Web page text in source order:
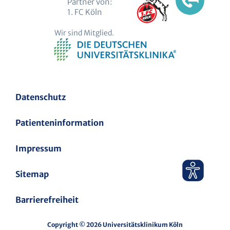
Datenschutz
Patienteninformation
Impressum
Sitemap
Barrierefreiheit
Copyright © 2026 Universitätsklinikum Köln
1. FC Köln
Wir sind Mitglied.